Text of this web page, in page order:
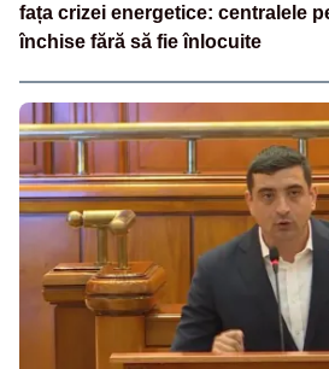
fața crizei energetice: centralele
închise fără să fie înlocuite